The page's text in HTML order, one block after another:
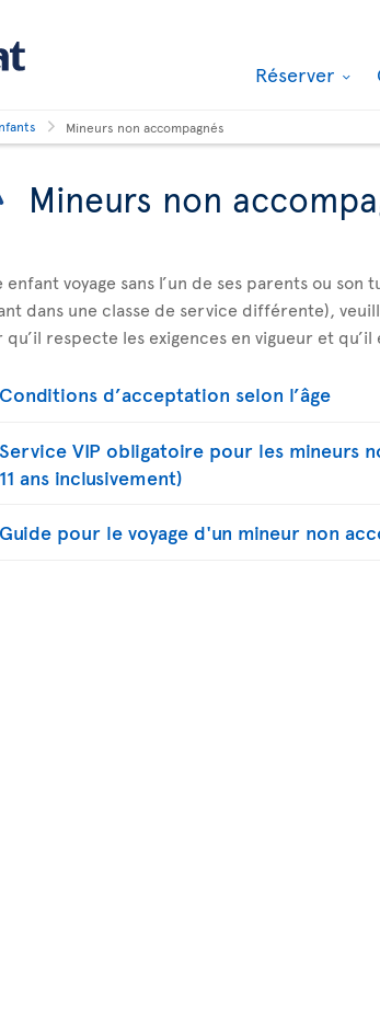
Réserver
Mineurs non accompagnés
Mineurs non
enfant voyage sans l’un de ses parents ou
dans une classe de service différente),
qu’il respecte les exigences en vigueur et
Conditions d’acceptation selon l’âge
Service VIP obligatoire pour les mineurs
11 ans inclusivement)
Guide pour le voyage d'un mineur non